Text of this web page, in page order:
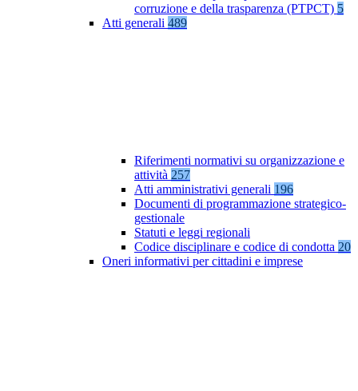
corruzione e della trasparenza (PTPCT) 5
Atti generali 489
Riferimenti normativi su organizzazione e
attività 257
Atti amministrativi generali 196
Documenti di programmazione strategico-
gestionale
Statuti e leggi regionali
Codice disciplinare e codice di condotta 20
Oneri informativi per cittadini e imprese